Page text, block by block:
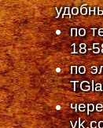
по
18-
по